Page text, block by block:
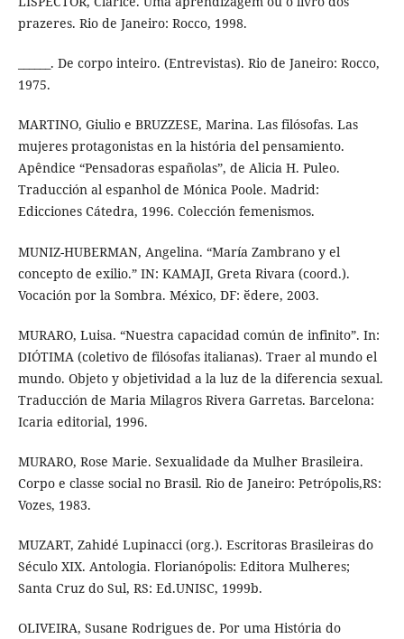
prazeres. Rio de Janeiro: Rocco, 1998.
______. De corpo inteiro. (Entrevistas). Rio de Janeiro: Rocco,
1975.
MARTINO, Giulio e BRUZZESE, Marina. Las filósofas. Las
mujeres protagonistas en la história del pensamiento.
Apêndice “Pensadoras españolas”, de Alicia H. Puleo.
Traducción al espanhol de Mónica Poole. Madrid:
Edicciones Cátedra, 1996. Colección femenismos.
MUNIZ-HUBERMAN, Angelina. “María Zambrano y el
concepto de exilio.” IN: KAMAJI, Greta Rivara (coord.).
Vocación por la Sombra. México, DF: ӗdere, 2003.
MURARO, Luisa. “Nuestra capacidad común de infinito”. In:
DIÓTIMA (coletivo de filósofas italianas). Traer al mundo el
mundo. Objeto y objetividad a la luz de la diferencia sexual.
Traducción de Maria Milagros Rivera Garretas. Barcelona:
Icaria editorial, 1996.
MURARO, Rose Marie. Sexualidade da Mulher Brasileira.
Corpo e classe social no Brasil. Rio de Janeiro: Petrópolis,RS:
Vozes, 1983.
MUZART, Zahidé Lupinacci (org.). Escritoras Brasileiras do
Século XIX. Antologia. Florianópolis: Editora Mulheres;
Santa Cruz do Sul, RS: Ed.UNISC, 1999b.
OLIVEIRA, Susane Rodrigues de. Por uma História do